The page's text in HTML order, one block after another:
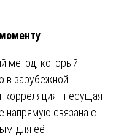
метод, который
в зарубежной
корреляция: несущая
напрямую связана с
для её